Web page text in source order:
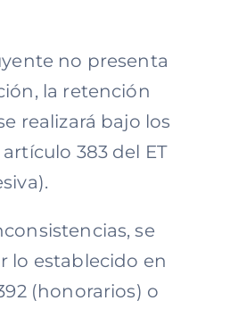
no presenta
la retención
realizará bajo los
383 del ET
se
lo establecido en
(honorarios) o